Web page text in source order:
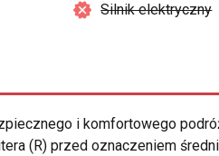
Silnik elektryczny
i komfortowego
(R) przed oznaczeniem